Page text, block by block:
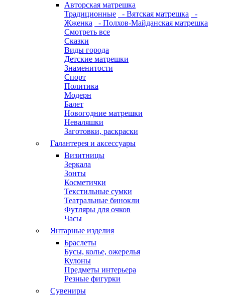
Авторская матрешка
Традиционные
- Вятская матрешка
-
Жженка
- Полхов-Майданская матрешка
Смотреть все
Сказки
Виды города
Детские матрешки
Знаменитости
Спорт
Политика
Модерн
Балет
Новогодние матрешки
Неваляшки
Заготовки, раскраски
Галантерея и аксессуары
Визитницы
Зеркала
Зонты
Косметички
Текстильные сумки
Театральные бинокли
Футляры для очков
Часы
Янтарные изделия
Браслеты
Бусы, колье, ожерелья
Кулоны
Предметы интерьера
Резные фигурки
Сувениры